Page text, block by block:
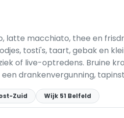
latte macchiato, thee en
tosti's, taart, gebak en
of live-optredens. Bruine
drankenvergunning,
Zuid Wijk 51 Belfeld